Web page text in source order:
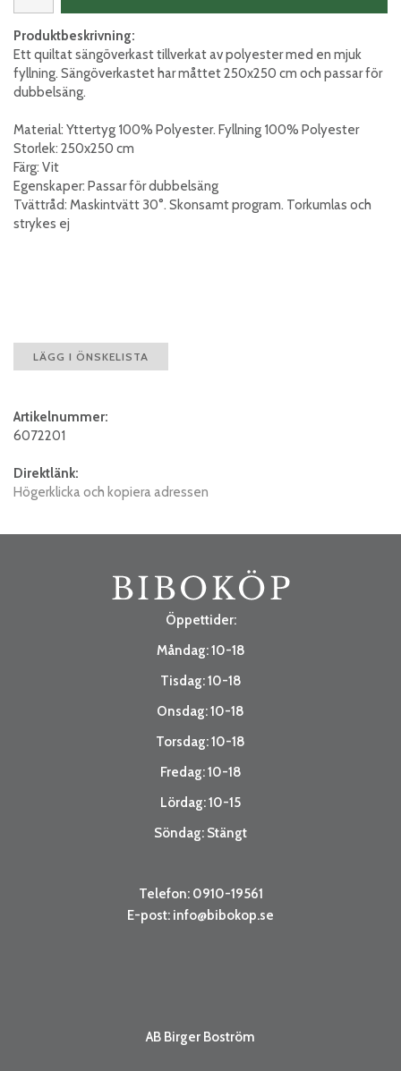
Produktbeskrivning:
Ett quiltat sängöverkast tillverkat av polyester med en mjuk
fyllning. Sängöverkastet har måttet 250x250 cm och passar för
dubbelsäng.
Material: Yttertyg 100% Polyester. Fyllning 100% Polyester
Storlek: 250x250 cm
Färg: Vit
Egenskaper: Passar för dubbelsäng
Tvättråd: Maskintvätt 30°. Skonsamt program. Torkumlas och
strykes ej
LÄGG I ÖNSKELISTA
Artikelnummer:
6072201
Direktlänk:
Högerklicka och kopiera adressen
Öppettider:
Måndag: 10-18
Tisdag: 10-18
Onsdag: 10-18
Torsdag: 10-18
Fredag: 10-18
Lördag: 10-15
Söndag: Stängt
Telefon: 0910-19561
E-post: info@bibokop.se
AB Birger Boström